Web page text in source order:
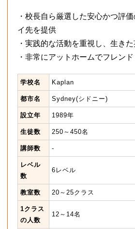
・校長自ら厳選した安心かつ評
イ先を提供
・実践的な活動を重視し、生き
・非常にアットホームでフレン
学校名 Kaplan
都市名 Sydney(シドニー)
設立年 1989年
生徒数 250～450名
講師数 -
レベル
数
6レベル
教室数 20～25クラス
1クラス
の人数
12～14名